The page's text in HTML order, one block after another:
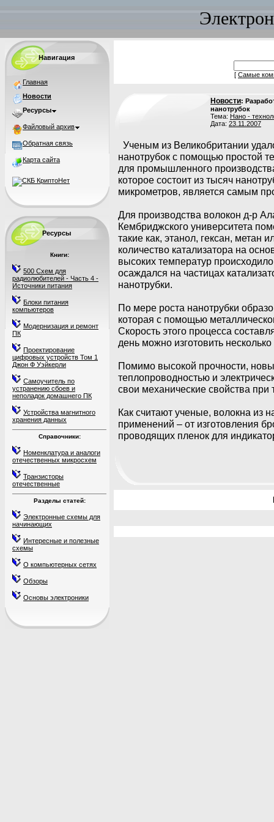
Навигация
Главная
Новости
Ресурсы
Файловый архив
Обратная связь
Карта сайта
Ресурсы
Книги:
500 Схем для
радиолюбителей - Часть 4 -
Источники питания
Блоки питания
компьютеров
Модернизация и ремонт
ПК
Проектирование
цифровых устройств Том 1
Джон Ф Уэйкерли
Самоучитель по
устранению сбоев и
неполадок домашнего ПК
Устройства магнитного
хранения данных
Справочники:
Номенклатура и аналоги
отечественных микросхем
Транзисторы
отечественные
Разделы статей:
Электронные схемы для
начинающих
Интересные и полезные
схемы
О компьютерных сетях
Обзоры
Основы электроники
[ Самые
Новости:
нанотрубок
Тема: Нано -
Дата: 23.11.2007
Ученым из Великобритании
нанотрубок с помощью простой
для промышленного
которое состоит из тысяч
микрометров, является самым
Для производства волокон д-р
Кембриджского университета
такие как, этанол, гексан, метан
количество катализатора на
высоких температур
осаждался на частицах
нанотрубки.
По мере роста нанотрубки
которая с помощью
Скорость этого процесса
день можно изготовить
Помимо высокой прочности,
теплопроводностью и
свои механические свойства
Как считают ученые, волокна из
применений – от изготовления
проводящих пленок для